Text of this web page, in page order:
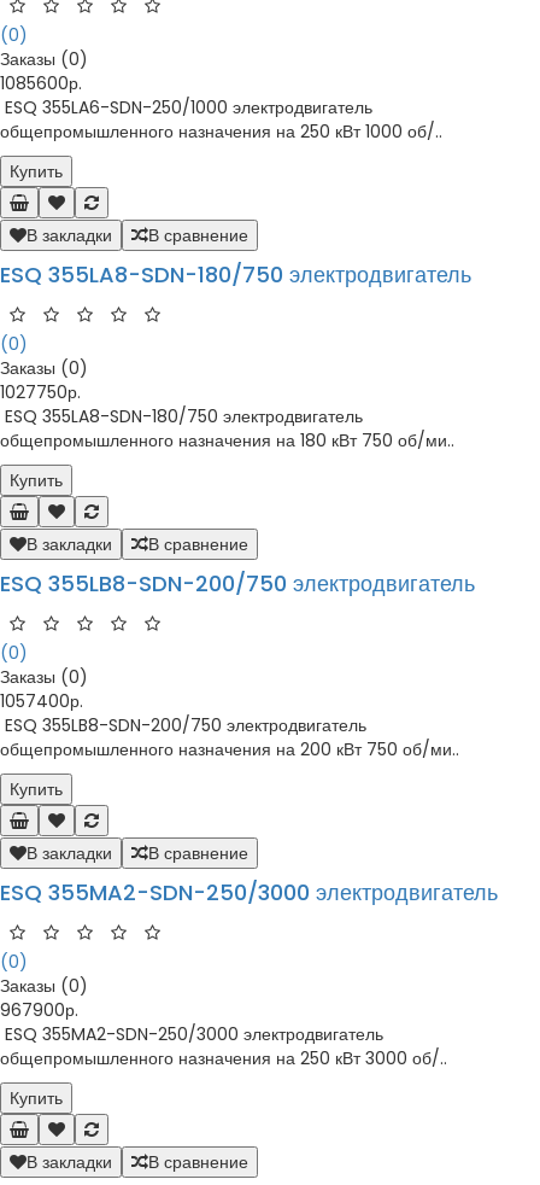
(0)
Заказы (0)
1085600р.
ESQ 355LA6-SDN-250/1000 электродвигатель
общепромышленного назначения на 250 кВт 1000 об/..
Купить
В закладки В сравнение
ESQ 355LA8-SDN-180/750 электродвигатель
(0)
Заказы (0)
1027750р.
ESQ 355LA8-SDN-180/750 электродвигатель
общепромышленного назначения на 180 кВт 750 об/ми..
Купить
В закладки В сравнение
ESQ 355LB8-SDN-200/750 электродвигатель
(0)
Заказы (0)
1057400р.
ESQ 355LB8-SDN-200/750 электродвигатель
общепромышленного назначения на 200 кВт 750 об/ми..
Купить
В закладки В сравнение
ESQ 355MA2-SDN-250/3000 электродвигатель
(0)
Заказы (0)
967900р.
ESQ 355MA2-SDN-250/3000 электродвигатель
общепромышленного назначения на 250 кВт 3000 об/..
Купить
В закладки В сравнение